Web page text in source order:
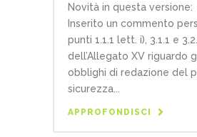
Novità in questa versione:
Inserito un commento
punti 1.1.1 lett. i), 3.1.1 e
dell’Allegato XV riguardo
obblighi di redazione del
sicurezza...
APPROFONDISCI